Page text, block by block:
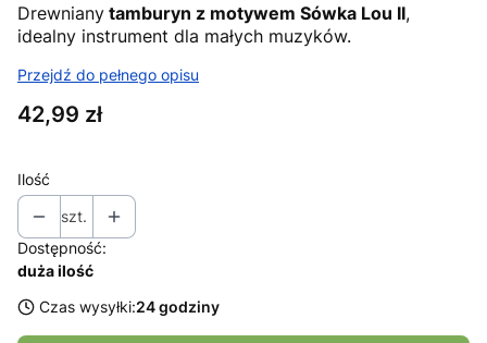
Drewniany tamburyn z motywem Sówka Lou II,
idealny instrument dla małych muzyków.
Przejdź do pełnego opisu
Cena
42,99 zł
Ilość
szt.
Dostępność:
duża ilość
Czas wysyłki:24 godziny